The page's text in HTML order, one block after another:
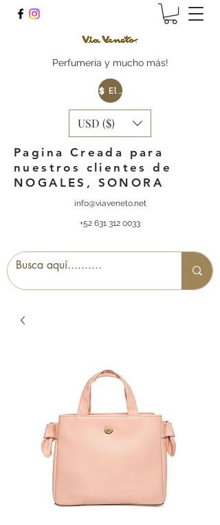
Perfumería y mucho más!
Elige tu Moneda
USD ($)
Pagina Creada para
nuestros clientes de
NOGALES, SONORA
info@viaveneto.net
+52 631 312 0033